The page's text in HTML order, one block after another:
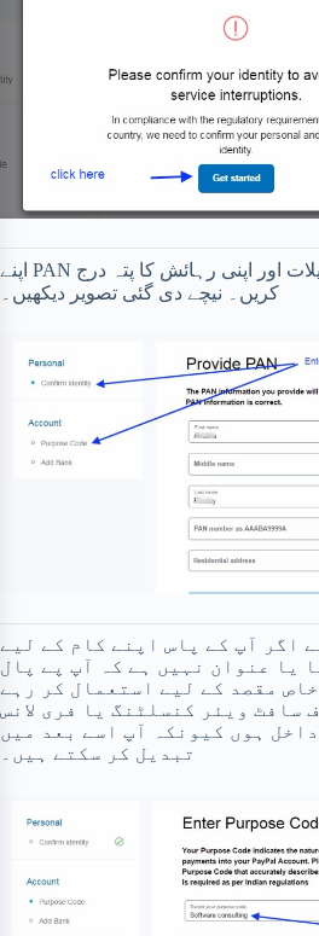
اپنے PAN کارڈ کی تفصیلات اور اپنی رہائش کا پتہ درج
کریں۔ نیچے دی گئی تصویر دیکھیں۔
اگر آپ کے پاس اپنے کام کے لیے
یا عنوان نہیں ہے کہ آپ پے پال
مقصد کے لیے استعمال کر رہے
سافٹ ویئر کنسلٹنگ یا فری لانس
ہوں کیونکہ آپ اسے بعد میں
تبدیل کر سکتے ہیں۔